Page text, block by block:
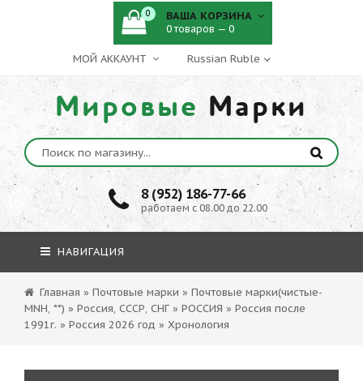
МОЙ АККАУНТ
Мировые Марки
8 (952) 186-77-66
работаем с 08.00 до 22.00
0 ВАША КОРЗИНА
0 товаров — 0
НАВИГАЦИЯ
Главная » Почтовые марки » Почтовые марки(чистые-
MNH, **) » Россия, СССР, СНГ » РОССИЯ » Россия после
1991г. » Россия 2026 год » Хронология